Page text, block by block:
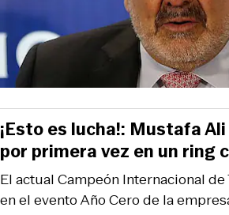
El actual Campeón Internacional
en el evento Año Cero de la
¡Esto es lucha!: Mustafa
por primera vez en un ring